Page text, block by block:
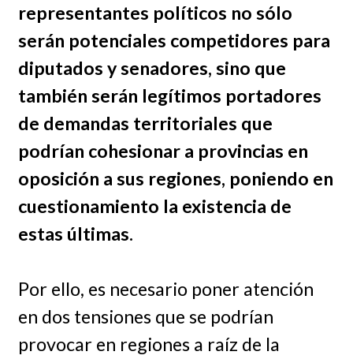
representantes políticos no sólo
serán potenciales competidores para
diputados y senadores, sino que
también serán legítimos portadores
de demandas territoriales que
podrían cohesionar a provincias en
oposición a sus regiones, poniendo en
cuestionamiento la existencia de
estas últimas.
Por ello, es necesario poner atención
en dos tensiones que se podrían
provocar en regiones a raíz de la